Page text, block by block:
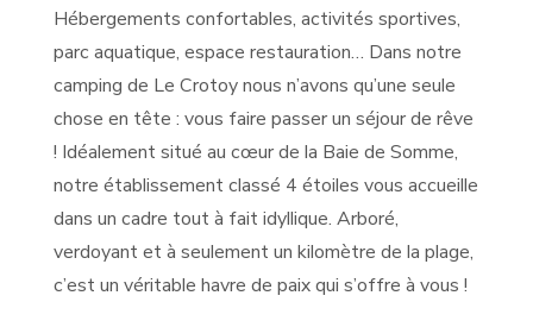
L’esprit camping club
à Le Crotoy
Hébergements confortables, activités sportives,
parc aquatique, espace restauration… Dans notre
camping de Le Crotoy nous n’avons qu’une seule
chose en tête : vous faire passer un séjour de rêve
! Idéalement situé au cœur de la Baie de Somme,
notre établissement classé 4 étoiles vous accueille
dans un cadre tout à fait idyllique. Arboré,
verdoyant et à seulement un kilomètre de la plage,
c’est un véritable havre de paix qui s’offre à vous !